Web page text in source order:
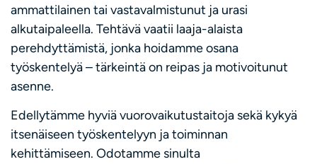
ammattilainen tai vastavalmistunut ja urasi
alkutaipaleella. Tehtävä vaatii laaja-alaista
perehdyttämistä, jonka hoidamme osana
työskentelyä – tärkeintä on reipas ja motivoitunut
asenne.
Edellytämme hyviä vuorovaikutustaitoja sekä kykyä
itsenäiseen työskentelyyn ja toiminnan
kehittämiseen. Odotamme sinulta